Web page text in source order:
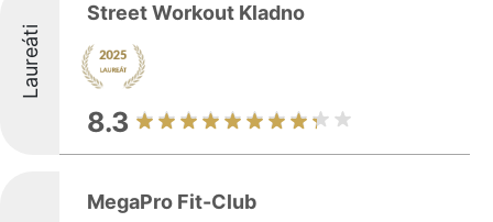
Laureáti
Street Workout Kladno
8.3
MegaPro Fit-Club